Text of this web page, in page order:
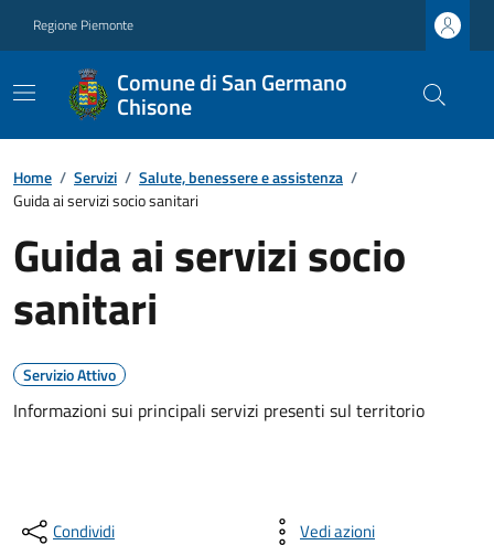
Regione Piemonte
Comune di San Germano
Chisone
Home / Servizi / Salute, benessere e assistenza /
Guida ai servizi socio sanitari
Guida ai servizi socio
sanitari
Servizio Attivo
Informazioni sui principali servizi presenti sul territorio
Condividi Vedi azioni